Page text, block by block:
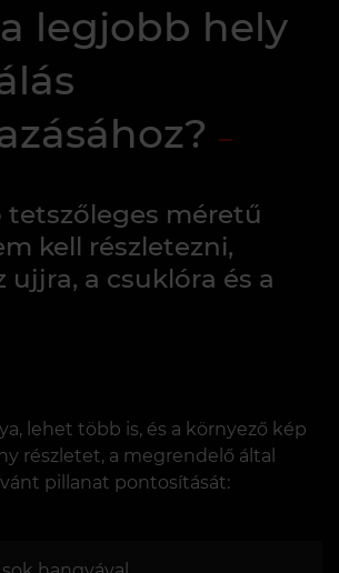
legjobb hely
tetszőleges méretű
kell részletezni,
ujjra, a csuklóra és a
lehet több is, és a környező kép
részletet, a megrendelő által
pillanat pontosítását: